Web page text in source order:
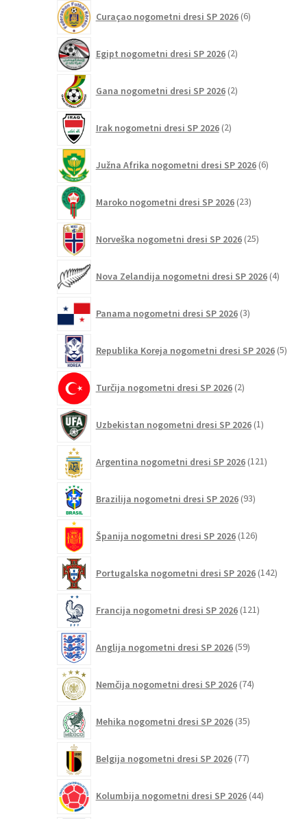
Curaçao nogometni dresi SP 2026 6izdelkov
Egipt nogometni dresi SP 2026 2izdelka
Gana nogometni dresi SP 2026 2izdelka
Irak nogometni dresi SP 2026 2izdelka
Južna Afrika nogometni dresi SP 2026 6izdelkov
Maroko nogometni dresi SP 2026 23izdelkov
Norveška nogometni dresi SP 2026 25izdelkov
Nova Zelandija nogometni dresi SP 2026 4izdelki
Panama nogometni dresi SP 2026 3izdelki
Republika Koreja nogometni dresi SP 2026 5
Turčija nogometni dresi SP 2026 2izdelka
Uzbekistan nogometni dresi SP 2026 1izdelek
Argentina nogometni dresi SP 2026 121izdelkov
Brazilija nogometni dresi SP 2026 93izdelkov
Španija nogometni dresi SP 2026 126izdelkov
Portugalska nogometni dresi SP 2026 142
Francija nogometni dresi SP 2026 121izdelkov
Anglija nogometni dresi SP 2026 59izdelkov
Nemčija nogometni dresi SP 2026 74izdelkov
Mehika nogometni dresi SP 2026 35izdelkov
Belgija nogometni dresi SP 2026 77izdelkov
Kolumbija nogometni dresi SP 2026 44izdelkov